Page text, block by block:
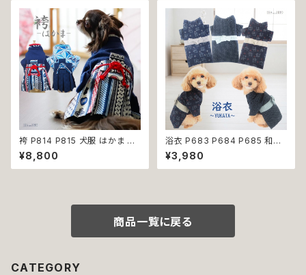
け 返品交換不可
袴 P814 P815 犬服 はかま 和
柄 和装 ドッグウェア ドッグ ウェ
ア ドッグウエア 犬 猫 服 犬服
猫服 犬の服 猫の服 おしゃれ 小
¥8,800
浴衣 P683 P684 P685 和装
和柄 夏 祭り 花火大会 ドッグ ウ
ェア ドッグウエア 犬 猫 ペット
服 犬服 猫服 犬猫 犬の服 猫の
¥3,980
商品一覧に戻る
CATEGORY